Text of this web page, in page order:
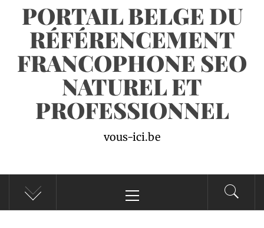
PORTAIL BELGE DU
RÉFÉRENCEMENT
FRANCOPHONE SEO
NATUREL ET
PROFESSIONNEL
vous-ici.be
principal